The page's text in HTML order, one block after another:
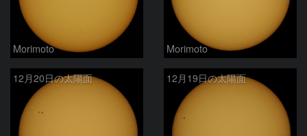
Morimoto Morimoto
12月20日の太陽面 12月19日の太陽面